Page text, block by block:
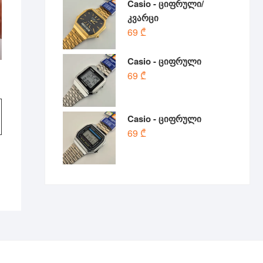
Casio - ციფრული/
კვარცი
69 ₾
Casio - ციფრული
69 ₾
Casio - ციფრული
69 ₾